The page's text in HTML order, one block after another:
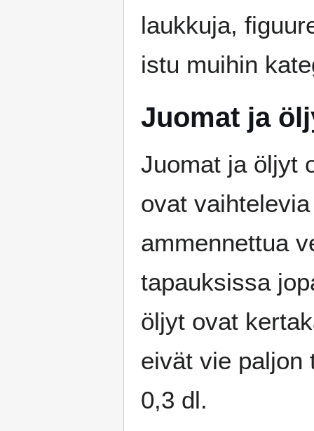
laukkuja,
istu muihin
Juomat ja
Juomat ja öljyt
ovat
ammennettua
tapauksissa
öljyt ovat
eivät vie paljon
0,3 dl.